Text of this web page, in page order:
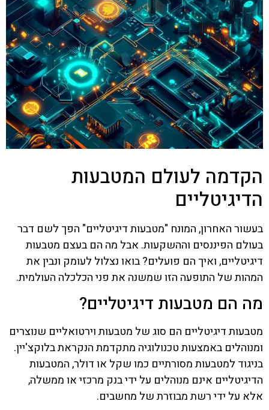
הקדמה לעולם המטבעות
הדיגיטליים
בעשור האחרון, המונח "מטבעות דיגיטליים" הפך לשם דבר
בעולם הפיננסים וההשקעות. אבל מה הם בעצם מטבעות
דיגיטליים, ואיך הם פועלים? בואו נצלול לעומק ונבין את
המהות של התופעה הזו שמשנה את פני הכלכלה העולמית.
מה הם מטבעות דיגיטליים?
מטבעות דיגיטליים הם סוג של מטבעות וירטואליים שנוצרים
ומנוהלים באמצעות טכנולוגיה מתקדמת הנקראת בלוקצ'יין.
בניגוד למטבעות מסורתיים כמו שקל או דולר, המטבעות
הדיגיטליים אינם מנוהלים על ידי בנק מרכזי או ממשלה,
אלא על ידי רשת מבוזרת של מחשבים.